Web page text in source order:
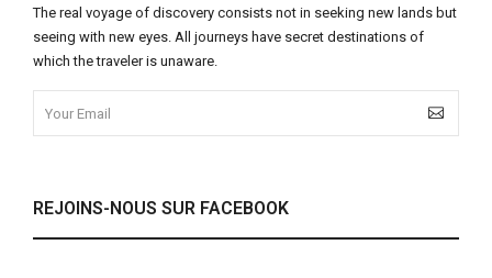
The real voyage of discovery consists not in seeking new lands but
seeing with new eyes. All journeys have secret destinations of
which the traveler is unaware.
REJOINS-NOUS SUR FACEBOOK